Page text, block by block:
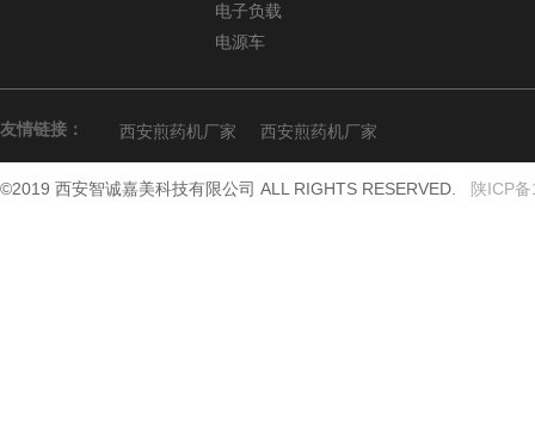
电子负载
电源车
友情链接： 西安煎药机厂家 西安煎药机厂家
©2019 西安智诚嘉美科技有限公司 ALL RIGHTS RESERVED. 陕ICP